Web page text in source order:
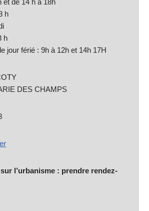
et de 14 h à 18h
h
h
jour férié : 9h à 12h et 14h 17H
DES CHAMPS
l’urbanisme : prendre rendez-